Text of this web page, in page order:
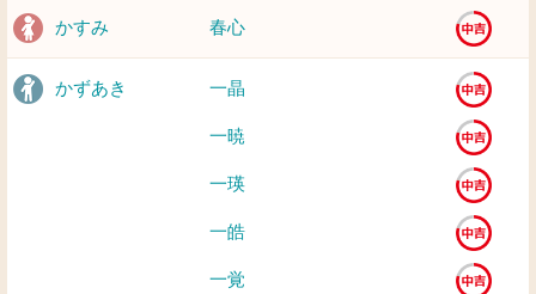
かすみ 春心
かずあき 一晶
一暁
一瑛
一皓
一覚